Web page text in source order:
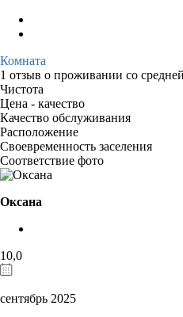
Комната
1 отзыв о проживании со
Чистота
Цена - качество
Качество обслуживания
Расположение
Своевременность заселения
Соответствие фото
Оксана
10,0
сентябрь 2025